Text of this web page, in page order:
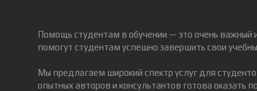
Помощь студентам в обучении — это очень важный
помогут студентам успешно завершить свои
Мы предлагаем широкий спектр услуг для
опытных авторов и консультантов готова оказать